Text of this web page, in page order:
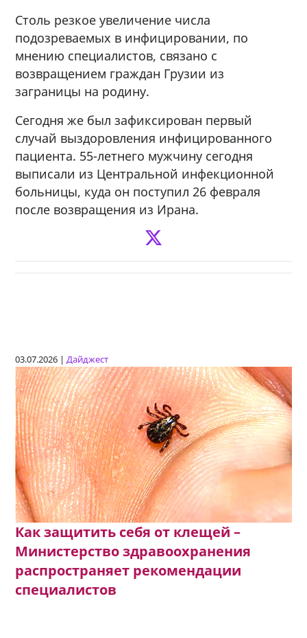
Столь резкое увеличение числа
подозреваемых в инфицировании, по
мнению специалистов, связано с
возвращением граждан Грузии из
заграницы на родину.
Сегодня же был зафиксирован первый
случай выздоровления инфицированного
пациента. 55-летнего мужчину сегодня
выписали из Центральной инфекционной
больницы, куда он поступил 26 февраля
после возвращения из Ирана.
03.07.2026 |Дайджест
Как защитить себя от клещей –
Министерство здравоохранения
распространяет рекомендации
специалистов